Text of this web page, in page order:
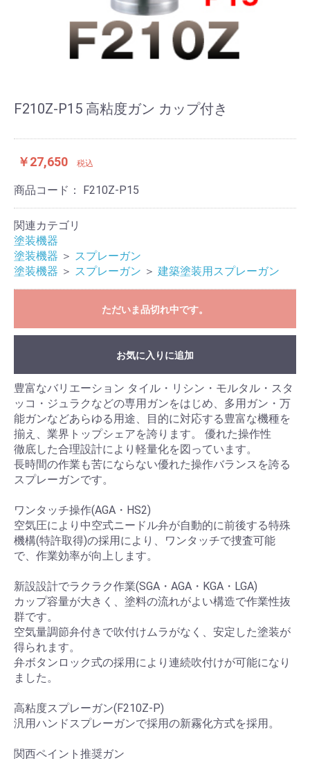
F210Z-P15 高粘度ガン カップ付き
￥27,650 税込
商品コード： F210Z-P15
関連カテゴリ
塗装機器
塗装機器 ＞ スプレーガン
塗装機器 ＞ スプレーガン ＞ 建築塗装用スプレーガン
ただいま品切れ中です。
お気に入りに追加
豊富なバリエーション タイル・リシン・モルタル・スタ
ッコ・ジュラクなどの専用ガンをはじめ、多用ガン・万
能ガンなどあらゆる用途、目的に対応する豊富な機種を
揃え、業界トップシェアを誇ります。 優れた操作性
徹底した合理設計により軽量化を図っています。
長時間の作業も苦にならない優れた操作バランスを誇る
スプレーガンです。
ワンタッチ操作(AGA・HS2)
空気圧により中空式ニードル弁が自動的に前後する特殊
機構(特許取得)の採用により、ワンタッチで捜査可能
で、作業効率が向上します。
新設設計でラクラク作業(SGA・AGA・KGA・LGA)
カップ容量が大きく、塗料の流れがよい構造で作業性抜
群です。
空気量調節弁付きで吹付けムラがなく、安定した塗装が
得られます。
弁ボタンロック式の採用により連続吹付けが可能になり
ました。
高粘度スプレーガン(F210Z-P)
汎用ハンドスプレーガンで採用の新霧化方式を採用。
関西ペイント推奨ガン